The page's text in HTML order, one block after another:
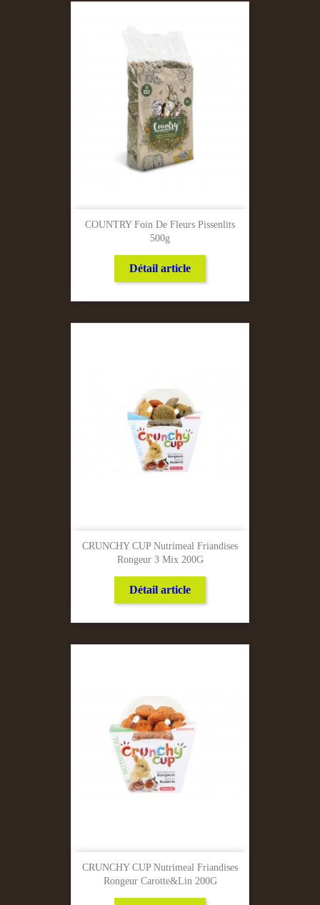
COUNTRY Foin De Fleurs Pissenlits
500g
Détail article
CRUNCHY CUP Nutrimeal Friandises
Rongeur 3 Mix 200G
Détail article
CRUNCHY CUP Nutrimeal Friandises
Rongeur Carotte&lin 200G